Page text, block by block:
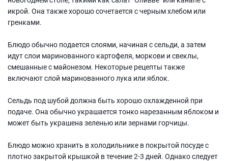
икрой. Она также хорошо сочетается с черным хлебом или
гренками.
Блюдо обычно подается слоями, начиная с сельди, а затем
идут слои маринованного картофеля, моркови и свеклы,
смешанные с майонезом. Некоторые рецепты также
включают слой маринованного лука или яблок.
Сельдь под шубой должна быть хорошо охлажденной при
подаче. Она обычно украшается тонко нарезанным яблоком и
может быть украшена зеленью или зернами горчицы.
Блюдо можно хранить в холодильнике в покрытой посуде с
плотно закрытой крышкой в течение 2-3 дней. Однако следует